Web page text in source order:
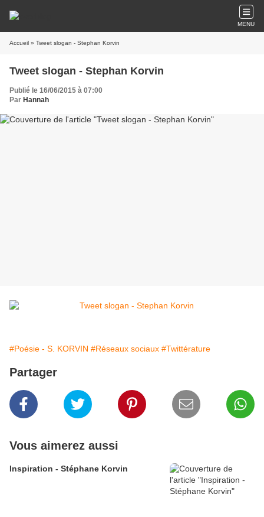
MENU
Accueil » Tweet slogan - Stephan Korvin
Tweet slogan - Stephan Korvin
Publié le 16/06/2015 à 07:00
Par Hannah
#Poésie - S. KORVIN #Réseaux sociaux #Twittérature
Partager
Vous aimerez aussi
Inspiration - Stéphane Korvin